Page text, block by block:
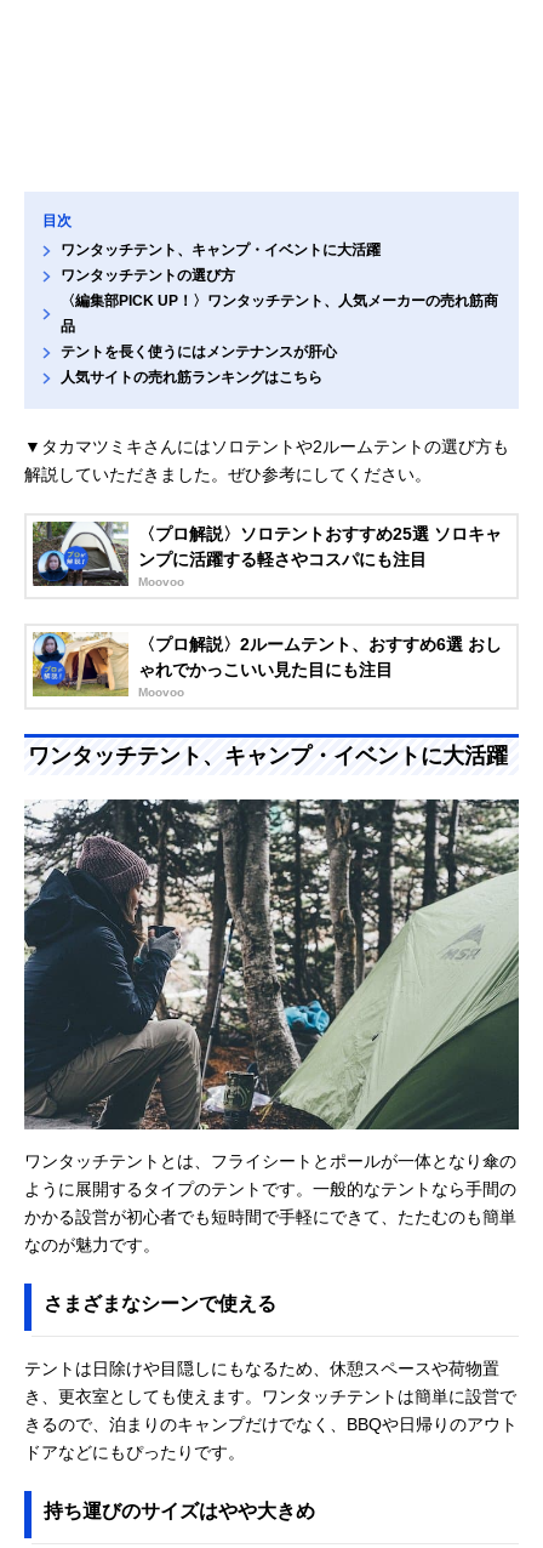
目次
ワンタッチテント、キャンプ・イベントに大活躍
ワンタッチテントの選び方
〈編集部PICK UP！〉ワンタッチテント、人気メーカーの売れ筋商
品
テントを長く使うにはメンテナンスが肝心
人気サイトの売れ筋ランキングはこちら
▼タカマツミキさんにはソロテントや2ルームテントの選び方も
解説していただきました。ぜひ参考にしてください。
〈プロ解説〉ソロテントおすすめ25選 ソロキャ
ンプに活躍する軽さやコスパにも注目
Moovoo
〈プロ解説〉2ルームテント、おすすめ6選 おし
ゃれでかっこいい見た目にも注目
Moovoo
ワンタッチテント、キャンプ・イベントに大活躍
ワンタッチテントとは、フライシートとポールが一体となり傘の
ように展開するタイプのテントです。一般的なテントなら手間の
かかる設営が初心者でも短時間で手軽にできて、たたむのも簡単
なのが魅力です。
さまざまなシーンで使える
テントは日除けや目隠しにもなるため、休憩スペースや荷物置
き、更衣室としても使えます。ワンタッチテントは簡単に設営で
きるので、泊まりのキャンプだけでなく、BBQや日帰りのアウト
ドアなどにもぴったりです。
持ち運びのサイズはやや大きめ